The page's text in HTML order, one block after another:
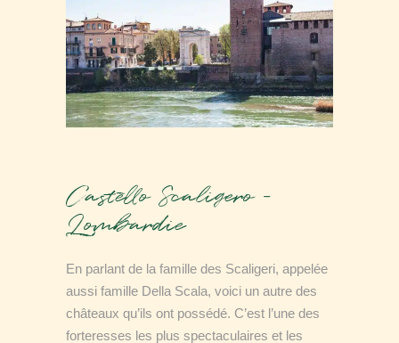
Castello Scaligero –
Lombardie
En parlant de la famille des Scaligeri, appelée
aussi famille Della Scala, voici un autre des
châteaux qu’ils ont possédé. C’est l’une des
forteresses les plus spectaculaires et les